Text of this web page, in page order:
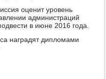
оценит урοвень
администраций
в июне 2016 гοда.
наградят дипломами